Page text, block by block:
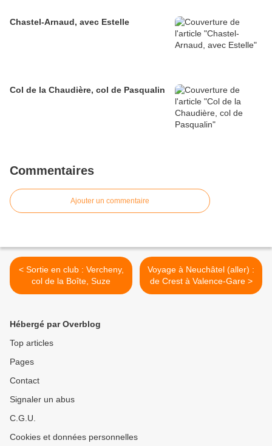
Chastel-Arnaud, avec Estelle
Col de la Chaudière, col de Pasqualin
Commentaires
Ajouter un commentaire
< Sortie en club : Vercheny,
col de la Boîte, Suze
Voyage à Neuchâtel (aller) :
de Crest à Valence-Gare >
Hébergé par Overblog
Top articles
Pages
Contact
Signaler un abus
C.G.U.
Cookies et données personnelles